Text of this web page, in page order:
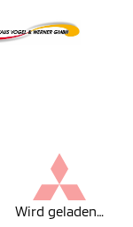
Wird geladen…